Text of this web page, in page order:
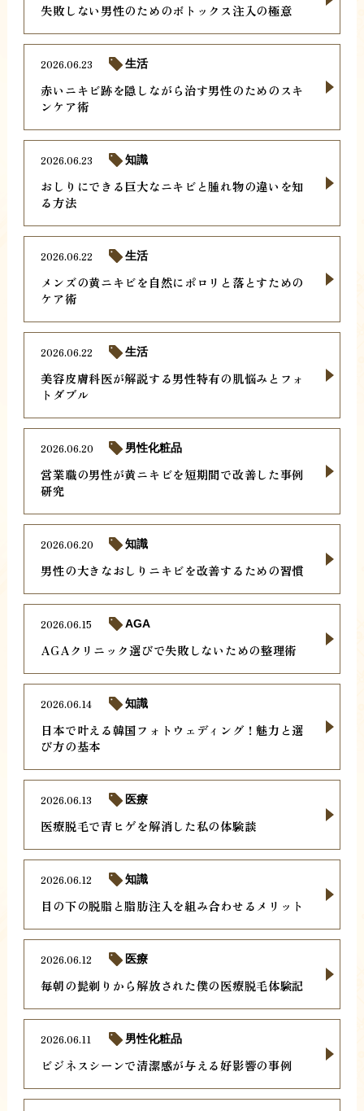
失敗しない男性のためのボトックス注入の極意
赤いニキビ跡を隠しながら治す男性のためのスキ
ンケア術
2026.06.23 生活
おしりにできる巨大なニキビと腫れ物の違いを知
る方法
2026.06.23 知識
メンズの黄ニキビを自然にポロリと落とすための
ケア術
2026.06.22 生活
美容皮膚科医が解説する男性特有の肌悩みとフォ
トダブル
2026.06.22 生活
営業職の男性が黄ニキビを短期間で改善した事例
研究
2026.06.20 男性化粧品
男性の大きなおしりニキビを改善するための習慣
2026.06.20 知識
AGAクリニック選びで失敗しないための整理術
2026.06.15 AGA
日本で叶える韓国フォトウェディング！魅力と選
び方の基本
2026.06.14 知識
医療脱毛で青ヒゲを解消した私の体験談
2026.06.13 医療
目の下の脱脂と脂肪注入を組み合わせるメリット
2026.06.12 知識
毎朝の髭剃りから解放された僕の医療脱毛体験記
2026.06.12 医療
ビジネスシーンで清潔感が与える好影響の事例
2026.06.11 男性化粧品